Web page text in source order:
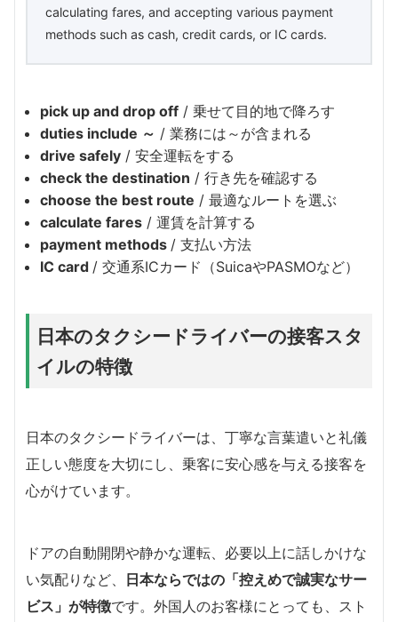
calculating fares, and accepting various payment
methods such as cash, credit cards, or IC cards.
pick up and drop off / 乗せて目的地で降ろす
duties include ～ / 業務には～が含まれる
drive safely / 安全運転をする
check the destination / 行き先を確認する
choose the best route / 最適なルートを選ぶ
calculate fares / 運賃を計算する
payment methods / 支払い方法
IC card / 交通系ICカード（SuicaやPASMOなど）
日本のタクシードライバーの接客スタ
イルの特徴
日本のタクシードライバーは、丁寧な言葉遣いと礼儀
正しい態度を大切にし、乗客に安心感を与える接客を
心がけています。
ドアの自動開閉や静かな運転、必要以上に話しかけな
い気配りなど、 日本ならではの「控えめで誠実なサー
ビス」が特徴です。外国人のお客様にとっても、スト